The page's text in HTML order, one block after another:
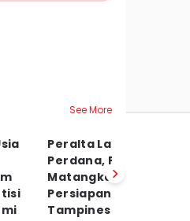
See More
Peralta Latihan
Perdana, Persib
Matangkan
Persiapan Hadapi
Tampines